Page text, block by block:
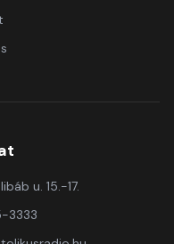
u. 15.-17.
3333